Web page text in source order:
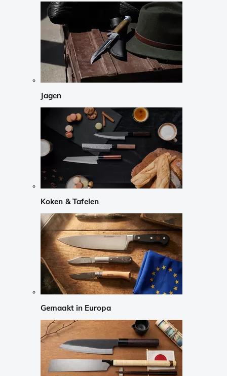
Jagen
Koken & Tafelen
Gemaakt in Europa